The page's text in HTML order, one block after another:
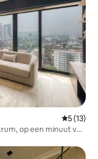
5 (13)
op een minuut van